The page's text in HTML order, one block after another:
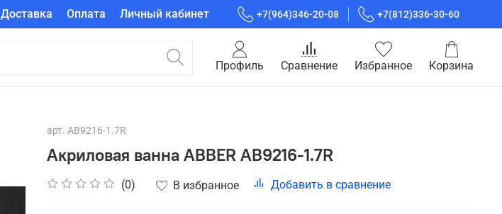
Доставка Оплата Личный кабинет +7(964)346-20-08 +7(812)336-30-60
Профиль Сравнение Избранное Корзина
арт. AB9216-1.7R
Акриловая ванна ABBER AB9216-1.7R
(0) В избранное Добавить в сравнение